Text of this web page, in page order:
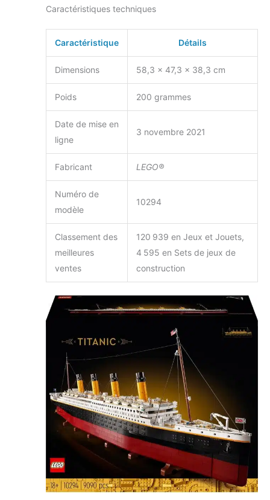
Caractéristiques techniques
Caractéristique Détails
Dimensions 58,3 x 47,3 x 38,3 cm
Poids 200 grammes
Date de mise en
ligne
3 novembre 2021
Fabricant LEGO®
Numéro de
modèle
10294
Classement des
meilleures
ventes
120 939 en Jeux et Jouets,
4 595 en Sets de jeux de
construction